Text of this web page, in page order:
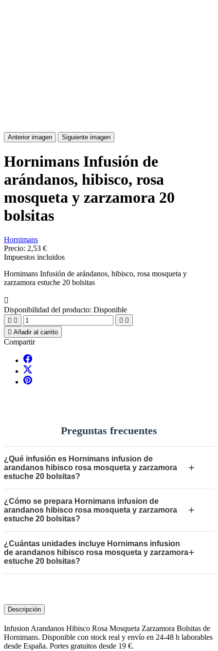
Anterior imagen Siguiente imagen
Hornimans Infusión de
arándanos, hibisco, rosa
mosqueta y zarzamora 20
bolsitas
Hornimans
Precio: 2,53 €
Impuestos incluidos
Hornimans Infusión de arándanos, hibisco, rosa mosqueta y
zarzamora estuche 20 bolsitas

Disponibilidad del producto: Disponible
   
 Añadir al carrito
Compartir
Preguntas frecuentes
¿Qué infusión es Hornimans infusion de
arandanos hibisco rosa mosqueta y zarzamora
estuche 20 bolsitas?
+
¿Cómo se prepara Hornimans infusion de
arandanos hibisco rosa mosqueta y zarzamora
estuche 20 bolsitas?
+
¿Cuántas unidades incluye Hornimans infusion
de arandanos hibisco rosa mosqueta y zarzamora
estuche 20 bolsitas?
+
Descripción
Infusion Arandanos Hibisco Rosa Mosqueta Zarzamora Bolsitas de
Hornimans. Disponible con stock real y envío en 24-48 h laborables
desde España. Portes gratuitos desde 19 €.